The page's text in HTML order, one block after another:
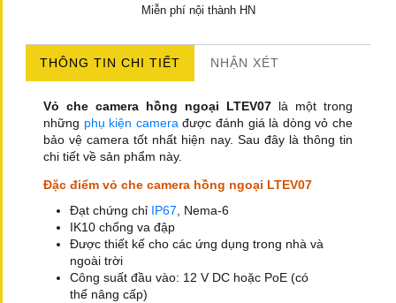
Miễn phí nội thành HN
THÔNG TIN CHI TIẾT NHẬN XÉT
Vỏ che camera hồng ngoại LTEV07 là một trong
những phụ kiện camerađược đánh giá là dòng vỏ che
bảo vệ camera tốt nhất hiện nay. Sau đây là thông tin
chi tiết về sản phẩm này.
Đặc điểm vỏ che camera hồng ngoại LTEV07
Đạt chứng chỉ IP67 , Nema-6
IK10 chống va đập
Được thiết kế cho các ứng dụng trong nhà và
ngoài trời
Công suất đầu vào: 12 V DC hoặc PoE (có
thể nâng cấp)